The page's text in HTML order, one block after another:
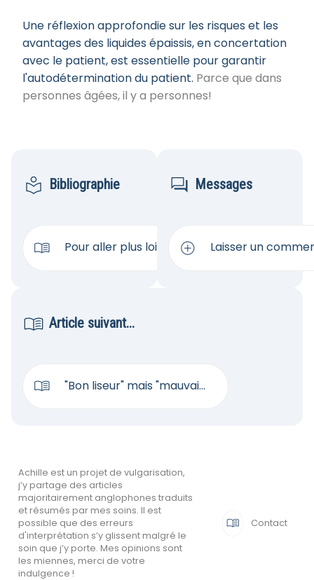
Une réflexion approfondie sur les risques et les
avantages des liquides épaissis, en concertation
avec le patient, est essentielle pour garantir
l'autodétermination du patient. Parce que dans
personnes âgées, il y a personnes!
 Bibliographie
 Pour aller plus loin
 Messages
 Laisser un
 Article suivant...
 "Bon liseur" mais "mauvai...
Achille est un projet de vulgarisation,
j’y partage des articles
majoritairement anglophones traduits
et résumés par mes soins. Il est
possible que des erreurs
d'interprétation s’y glissent malgré le
soin que j’y porte. Mes opinions sont
les miennes, merci de votre
indulgence !
 Contact